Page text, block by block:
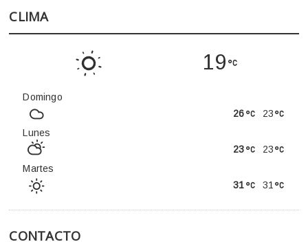
CLIMA
19
Domingo
23
26
Lunes
23
23
Martes
31
31
CONTACTO